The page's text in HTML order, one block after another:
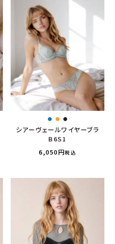
シアーヴェールワイヤーブラ
B6S1
6,050
税込